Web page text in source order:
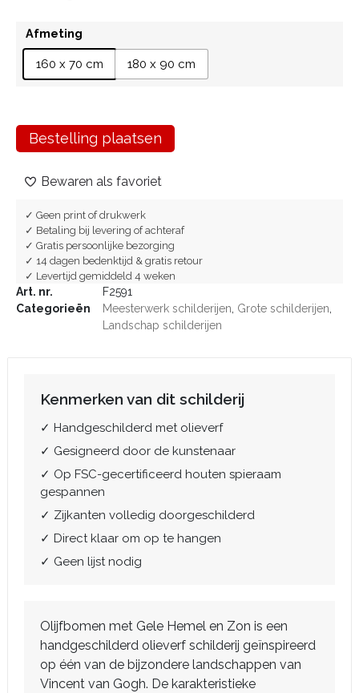
Afmeting
160 x 70 cm 180 x 90 cm
Bestelling plaatsen
Bewaren als favoriet
✓ Geen print of drukwerk
✓ Betaling bij levering of achteraf
✓ Gratis persoonlijke bezorging
✓ 14 dagen bedenktijd & gratis retour
✓ Levertijd gemiddeld 4 weken
Art. nr.
F2591
Categorieën
Meesterwerk schilderijen Grote schilderijen
Landschap schilderijen
Kenmerken van dit schilderij
✓ Handgeschilderd met olieverf
✓ Gesigneerd door de kunstenaar
✓ Op FSC-gecertificeerd houten spieraam
gespannen
✓ Zijkanten volledig doorgeschilderd
✓ Direct klaar om op te hangen
✓ Geen lijst nodig
Olijfbomen met Gele Hemel en Zon is een
handgeschilderd olieverf schilderij geïnspireerd
op één van de bijzondere landschappen van
Vincent van Gogh. De karakteristieke